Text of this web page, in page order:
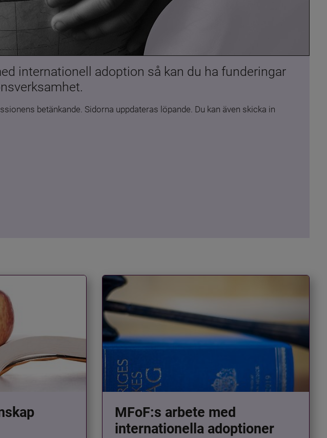
internationell adoption så kan du ha funderingar
betänkande. Sidorna uppdateras löpande. Du kan även skicka in
MFoF:s arbete med
internationella adoptioner